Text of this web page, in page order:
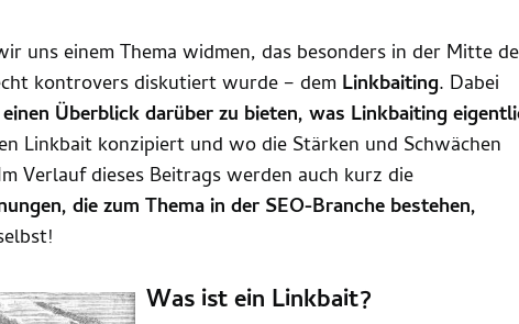
uns einem Thema widmen, das besonders in der Mitte
kontrovers diskutiert wurde – dem Linkbaiting. Dabei
einen Überblick darüber zu bieten, was Linkbaiting
Linkbait konzipiert und wo die Stärken und Schwächen
Verlauf dieses Beitrags werden auch kurz die
die zum Thema in der SEO-Branche bestehen,
Was ist ein Linkbait?